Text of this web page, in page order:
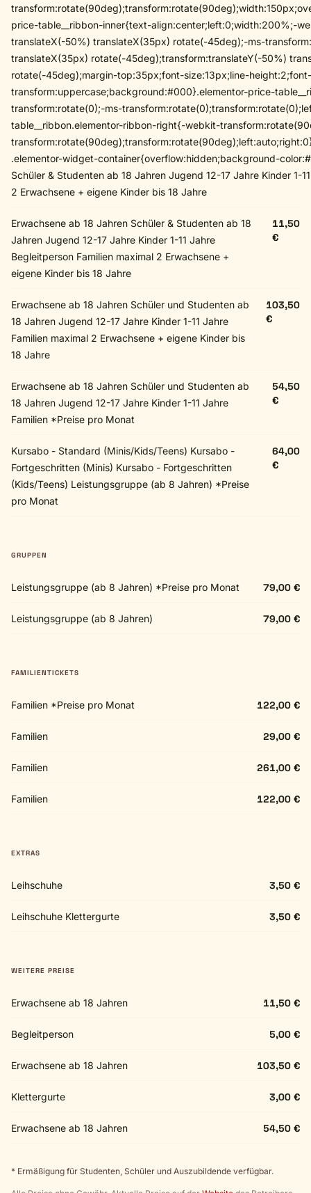
price-table__ribbon-inner{text-align:center;left:0;width:200%;-
translateX(-50%) translateX(35px) rotate(-45deg);-ms-
translateX(35px) rotate(-45deg);transform:translateY(-50%)
rotate(-45deg);margin-top:35px;font-size:13px;line-
transform:uppercase;background:#000}.elementor-price-
transform:rotate(0);-ms-
table__ribbon.elementor-ribbon-right{-webkit-
.elementor-widget-container{overflow:hidden;background-
Schüler & Studenten ab 18 Jahren Jugend 12-17 Jahre Kinder 1-
2 Erwachsene + eigene Kinder bis 18 Jahre
Erwachsene ab 18 Jahren Schüler & Studenten ab 18
Jahren Jugend 12-17 Jahre Kinder 1-11 Jahre
Begleitperson Familien maximal 2 Erwachsene +
eigene Kinder bis 18 Jahre
11,50
€
Erwachsene ab 18 Jahren Schüler und Studenten ab
18 Jahren Jugend 12-17 Jahre Kinder 1-11 Jahre
Familien maximal 2 Erwachsene + eigene Kinder bis
18 Jahre
103,50
€
Erwachsene ab 18 Jahren Schüler und Studenten ab
18 Jahren Jugend 12-17 Jahre Kinder 1-11 Jahre
Familien *Preise pro Monat
54,50
€
Kursabo - Standard (Minis/Kids/Teens) Kursabo -
Fortgeschritten (Minis) Kursabo - Fortgeschritten
(Kids/Teens) Leistungsgruppe (ab 8 Jahren) *Preise
pro Monat
64,00
€
GRUPPEN
Leistungsgruppe (ab 8 Jahren) *Preise pro Monat 79,00 €
Leistungsgruppe (ab 8 Jahren) 79,00 €
FAMILIENTICKETS
Familien *Preise pro Monat 122,00 €
Familien 29,00 €
Familien 261,00 €
Familien 122,00 €
EXTRAS
Leihschuhe 3,50 €
Leihschuhe Klettergurte 3,50 €
WEITERE PREISE
Erwachsene ab 18 Jahren 11,50 €
Begleitperson 5,00 €
Erwachsene ab 18 Jahren 103,50 €
Klettergurte 3,00 €
Erwachsene ab 18 Jahren 54,50 €
* Ermäßigung für Studenten, Schüler und Auszubildende verfügbar.